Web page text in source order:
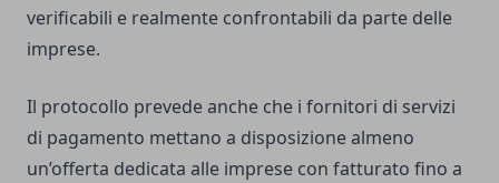
verificabili e realmente confrontabili da parte delle
imprese.
Il protocollo prevede anche che i fornitori di servizi
di pagamento mettano a disposizione almeno
un’offerta dedicata alle imprese con fatturato fino a